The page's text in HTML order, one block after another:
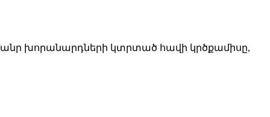
խորանարդների կտրտած հավի կրծքամիսը,